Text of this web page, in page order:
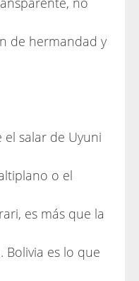
de hermandad y
el salar de Uyuni
o el
es más que la
Bolivia es lo que